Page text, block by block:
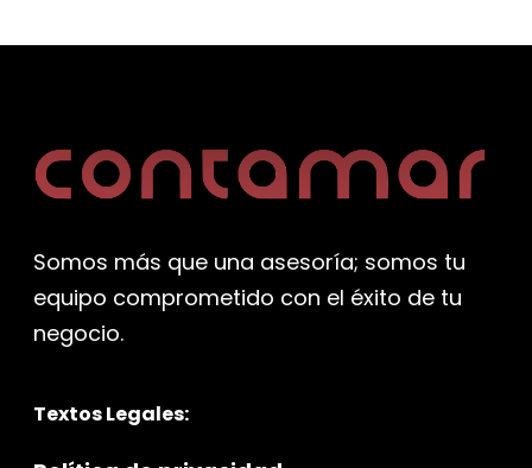
Somos más que una asesoría; somos tu
equipo comprometido con el éxito de tu
negocio.
Textos Legales: